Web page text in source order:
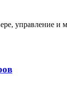
управление